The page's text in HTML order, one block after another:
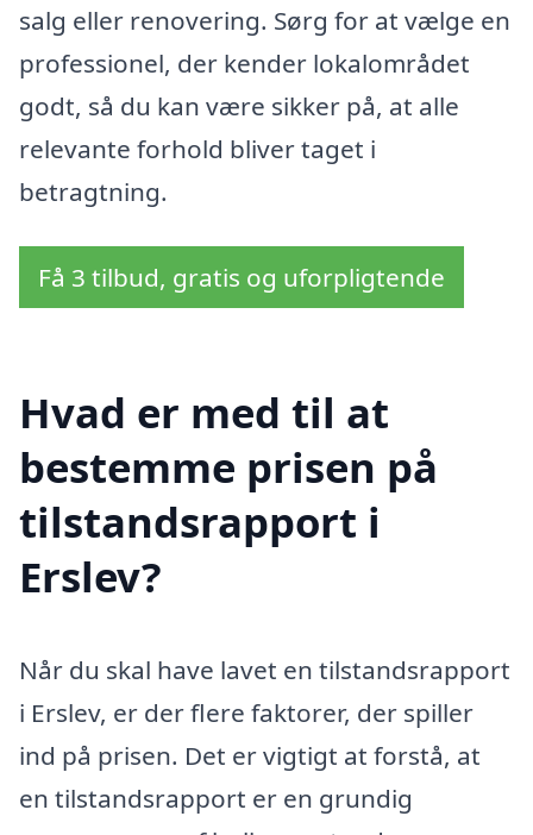
salg eller renovering. Sørg for at vælge en
professionel, der kender lokalområdet
godt, så du kan være sikker på, at alle
relevante forhold bliver taget i
betragtning.
Få 3 tilbud, gratis og uforpligtende
Hvad er med til at
bestemme prisen på
tilstandsrapport i
Erslev?
Når du skal have lavet en tilstandsrapport
i Erslev, er der flere faktorer, der spiller
ind på prisen. Det er vigtigt at forstå, at
en tilstandsrapport er en grundig